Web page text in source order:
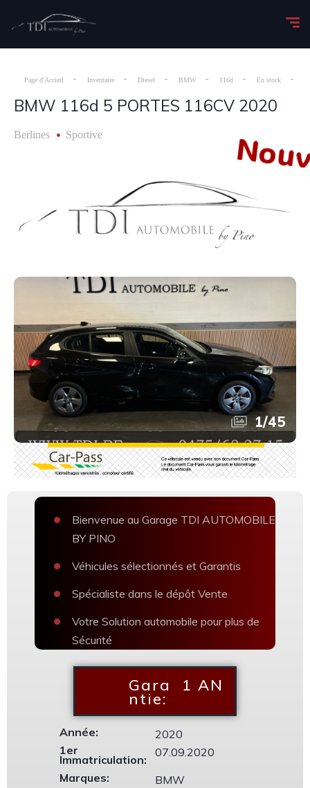
Page d'Accieil Inventaire Diesel BMW 116d En stock
BMW 116d 5 PORTES 116CV 2020
Berlines Sportive
1/45
Bienvenue au Garage TDI AUTOMOBILE
BY PINO
Véhicules sélectionnés et Garantis
Spécialiste dans le dépôt Vente
Votre Solution automobile pour plus de
Sécurité
Gara
ntie:
1 AN
Année:
2020
1er
Immatriculation:
07.09.2020
Marques:
BMW